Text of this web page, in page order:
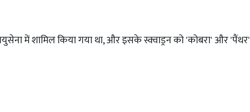
में शामिल किया गया था, और इसके स्क्वाड्रन को 'कोबरा' और 'पैंथर'